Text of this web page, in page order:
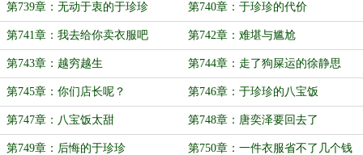
第739章：无动于衷的于珍珍 第740章：于珍珍的代价
第741章：我去给你卖衣服吧 第742章：难堪与尴尬
第743章：越穷越生 第744章：走了狗屎运的徐静思
第745章：你们店长呢？ 第746章：于珍珍的八宝饭
第747章：八宝饭太甜 第748章：唐奕泽要回去了
第749章：后悔的于珍珍 第750章：一件衣服省不了几个钱